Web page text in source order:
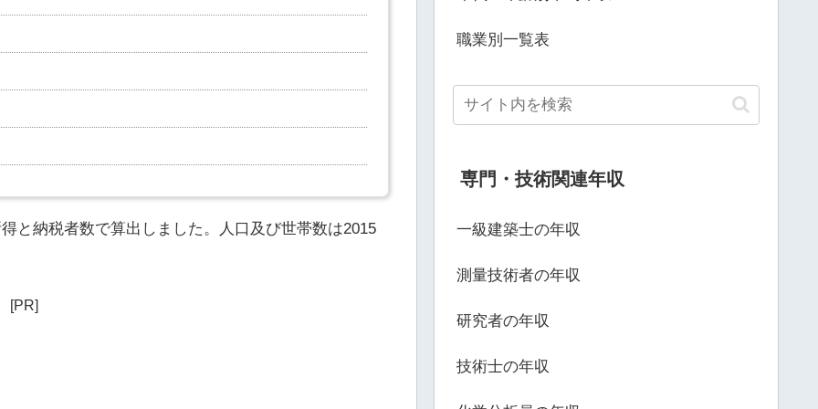
と納税者数で算出しました。人口及び世帯数は2015
[PR]
職業別一覧表
専門・技術関連年収
一級建築士の年収
測量技術者の年収
研究者の年収
技術士の年収